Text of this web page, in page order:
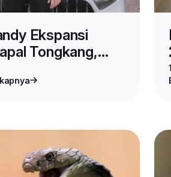
Ekspansi
Tongkang,
Usaha!